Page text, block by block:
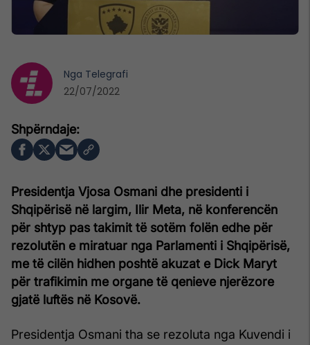
Presidentja Vjosa Osmani dhe presidenti i
Shqipërisë në largim, Ilir Meta, në konferencën
për shtyp pas takimit të sotëm folën edhe për
rezolutën e miratuar nga Parlamenti i Shqipërisë,
me të cilën hidhen poshtë akuzat e Dick Maryt
për trafikimin me organe të qenieve njerëzore
gjatë luftës në Kosovë.
Presidentja Osmani tha se rezoluta nga Kuvendi i
Nga Telegrafi
22/07/2022